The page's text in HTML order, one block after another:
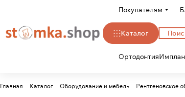
Покупателям
Каталог
Ортодонтия
Главная Каталог Оборудование и мебель Рентгеновское